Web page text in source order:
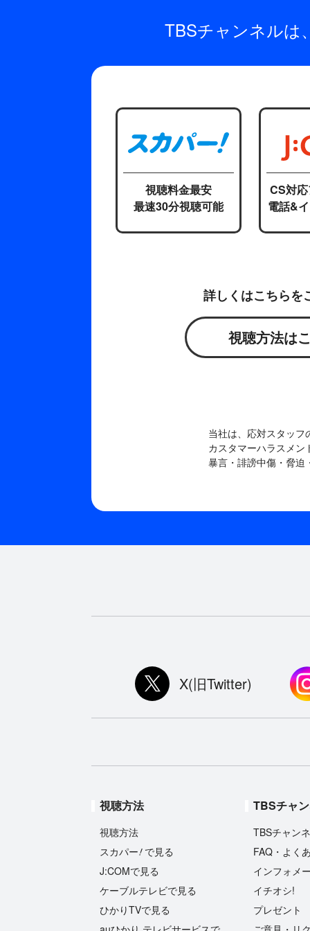
TBSチャンネルは
視聴料金最安
最速30分視聴可能
CS対
電話&
詳しくはこちらを
視聴方法は
当社は、応対スタッ
カスタマーハラスメ
暴言・誹謗中傷・脅迫
X(旧Twitter)
視聴方法
視聴方法
スカパー! で見る
J:COMで見る
ケーブルテレビで見る
ひかりTVで見る
TBSチャ
TBSチャン
FAQ・よく
インフォメ
イチオシ!
プレゼント